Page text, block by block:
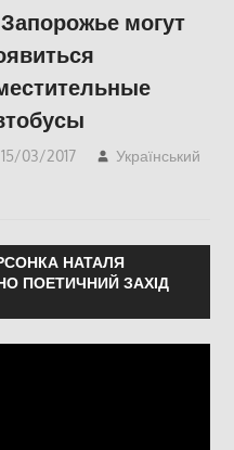
могут
15/03/2017
Український
НАТАЛЯ
ПОЕТИЧНИЙ ЗАХІД